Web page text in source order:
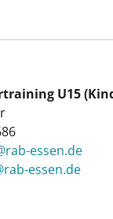
U15
essen.de
essen.de​​​​​​​